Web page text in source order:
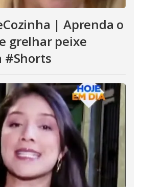
| Aprenda o
grelhar peixe
#Shorts